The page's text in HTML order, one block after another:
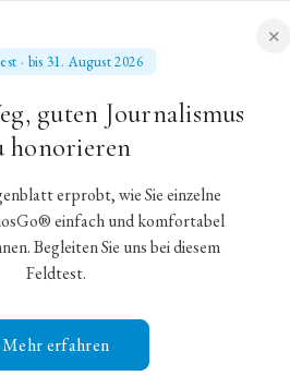
Stände
✕
· bis 31. August 2026
guten Journalismus
honorieren
erprobt, wie Sie einzelne
einfach und komfortabel
Begleiten Sie uns bei diesem
Feldtest.
Mehr erfahren
tanzt Christopher